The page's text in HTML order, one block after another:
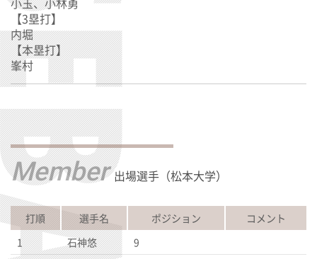
【3塁打】
内堀
【本塁打】
峯村
Member 出場選手（松本大学）
打順 選手名 ポジション
コメント
1
石神悠
9